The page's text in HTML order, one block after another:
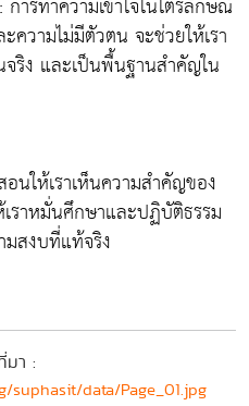
ารทำความเข้าใจในไตรลักษณ์
วามไม่มีตัวตน จะช่วยให้เรา
จริง และเป็นพื้นฐานสำคัญใน
ให้เราเห็นความสำคัญของ
ราหมั่นศึกษาและปฏิบัติธรรม
สงบที่แท้จริง
มา :
suphasit/data/Page_01.jpg